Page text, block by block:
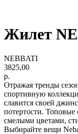
Жилет
NEBBATI
3825,00
р.
Отражая тренды
спортивную
славится своей
потертости.
смелыми цветами,
Выбирайте вещи